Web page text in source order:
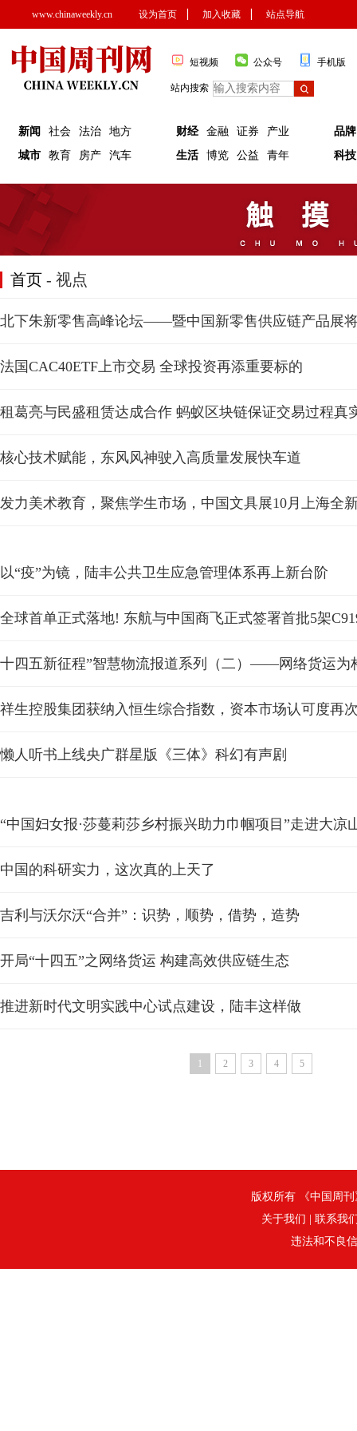
www.chinaweekly.cn 设为首页 加入收藏 站点导航
短视频 公众号 手机版
站内搜索
新闻 社会 法治
地方
城市
教育 房产 汽车
财经 金融 证券
产业
生活
博览 公益 青年
品牌
科技
首页 - 视点
北下朱新零售高峰论坛——暨中国新零售供应链产品展
法国CAC40ETF上市交易 全球投资再添重要标的
租葛亮与民盛租赁达成合作 蚂蚁区块链保证交易过程真
核心技术赋能，东风风神驶入高质量发展快车道
发力美术教育，聚焦学生市场，中国文具展10月上海全
以“疫”为镜，陆丰公共卫生应急管理体系再上新台阶
祥生控股集团获纳入恒生综合指数，资本市场认可度再
懒人听书上线央广群星版《三体》科幻有声剧
“中国妇女报·莎蔓莉莎乡村振兴助力巾帼项目”走进大凉
中国的科研实力，这次真的上天了
吉利与沃尔沃“合并”：识势，顺势，借势，造势
开局“十四五”之网络货运 构建高效供应链生态
推进新时代文明实践中心试点建设，陆丰这样做
1 2 3 4 5
版权所有 《中国周刊
关于我们
联系我
违法和不良